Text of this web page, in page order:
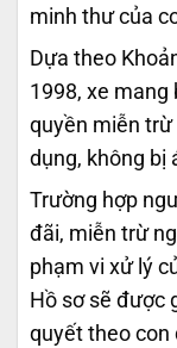
minh thư của
Dựa theo
1998, xe mang
quyền miễn
dụng, không bị
Trường hợp
đãi, miễn trừ
phạm vi xử lý
Hồ sơ sẽ được
quyết theo con